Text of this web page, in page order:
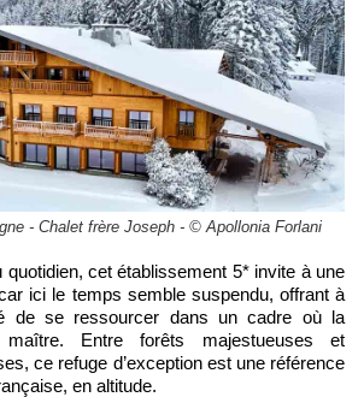
- Chalet frère Joseph - © Apollonia Forlani
ici le temps semble suspendu, offrant à
de se ressourcer dans un cadre où la
Entre forêts majestueuses et
ce refuge d’exception est une référence
en altitude.